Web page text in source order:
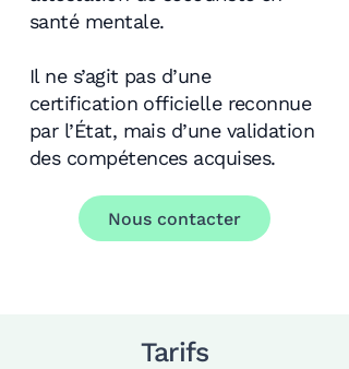
santé mentale.
Il ne s’agit pas d’une
certification officielle reconnue
par l’État, mais d’une validation
des compétences acquises.
Nous contacter
Tarifs